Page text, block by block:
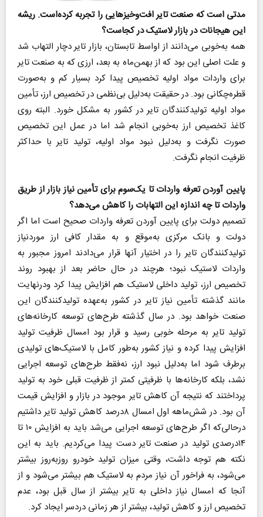
مدتی است که صنعت تایر افت‌وخیزهایی را تجربه کرده‌است. ریشه
این هیجانات در بازار لاستیک در کجاست؟
همه به‌خوبی می‌دانند از اواسط تابستان، بازار تایر دچار التهاب شد
و علت اصلی این بود که از بهمن‌ماه به بعد، ارزی که به صنعت تایر
برای واردات مواد اولیه تخصیص پیدا کرد بسیار کم و به‌صورت
قطره‌چکانی بود. در حقیقت به‌دلیل بی‌نظمی در تخصیص ارز، تأمین
مواد اولیه تولیدکنندگان تایر در کشور به مشکل خورد. البته روی
کاغذ تخصیص ارز به‌خوبی انجام شد اما در عمل این تخصیص
صورت نگرفت و به‌دلیل نبود مواد اولیه، تولید تایر با حداکثر
ظرفیت انجام نگرفت.
پایین آوردن تعرفه واردات تا یک‌سوم برای تأمین نیاز بازار از طریق
واردات تا چه اندازه این التهابات را کاهش می‌دهد؟
تصمیم دولت برای پایین آوردن تعرفه واردات صحیح است اما اگر
دولت و بانک مرکزی به‌موقع و به مقدار کافی ارز موردنیاز
تولیدکنندگان تایر را در اختیار آنها قرار می‌دادند امروز مجبور به
واردات لاستیک نبود؛ هرچند در حال حاضر بعد از بهبود روند
تخصیص ارز، تولید داخلی لاستیک هم افزایش پیدا کرد ودرنهایت
مانند گذشته تأمین نیاز تایر در کشور به‌عهده تولیدکنندگان این
صنعت خواهد بود. در سال گذشته طرح‌های توسعه کارخانه‌های
تولید تایر به مرحله خوبی رسید و قرار بود امسال ظرفیت تولید
افزایش پیدا کرده و نیاز کشور به‌طور کامل با لاستیک‌های تولیدی
برطرف شود اما به‌دلیل نبود ارز، نه‌فقط طرح‌های توسعه اجرایی
نشد، بلکه کارخانه‌ها با ظرفیتی کمتر از ظرفیت قبلی خود به تولید
پرداختند که نتیجه آن کاهش تایر موجود در بازار و افزایش قیمت
آن بود. در شش‌ماهه اول امسال ۸درصد کاهش تولید تایر داشتیم
درحالی‌که اگر طرح‌های توسعه اجرایی می‌شد باید به افزایش ۱۰ تا
۱۴درصدی تولید در صنعت تایر دست پیدا می‌کردیم. باید به این
نکته هم توجه داشت، وقتی میزان تولید خودرو روزبه‌روز بیشتر
می‌شود، به فراخور آن نیاز مردم به لاستیک هم بیشتر می‌شود و از
آنجا که امسال نیاز داخلی به تایر بیشتر از سال قبل بود، عدم
تخصیص ارز و کاهش تولید، بیشتر از هر زمانی دردسر ایجاد کرد.